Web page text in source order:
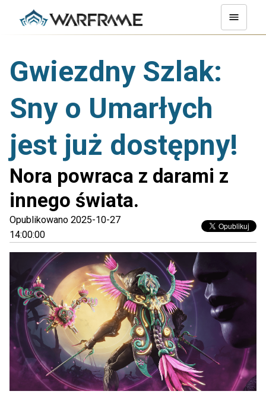
Gwiezdny Szlak:
Sny o Umarłych
jest już dostępny!
Nora powraca z darami z
innego świata.
Opublikowano 2025-10-27
14:00:00